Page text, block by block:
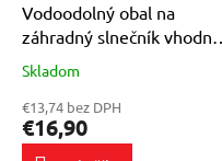
Vodoodolný obal na
záhradný slnečník vhodný
pre slnečník Plonos
Priemerné
produktu
je
5,0
Skladom
€13,74 bez DPH
€16,90